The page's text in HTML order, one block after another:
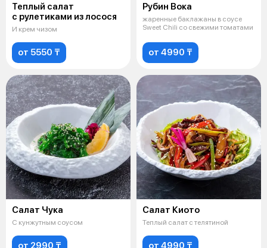
Теплый салат
с рулетиками из лосося
И крем чизом
от 5550 ₸
Рубин Вока
жаренные баклажаны в соусе
Sweet Chili со свежими томатами
от 4990 ₸
Салат Чука
С кунжутным соусом
от 2990 ₸
Салат Киото
Теплый салат с телятиной
от 4990 ₸